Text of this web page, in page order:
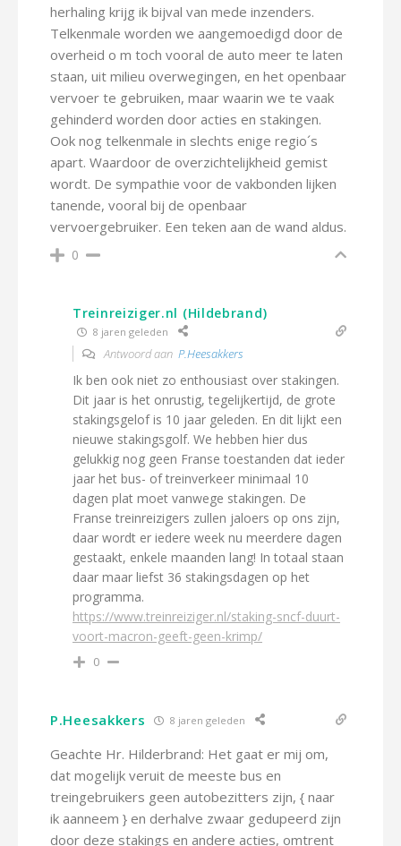
herhaling krijg ik bijval van mede inzenders.
Telkenmale worden we aangemoedigd door de
overheid o m toch vooral de auto meer te laten
staan, uit milieu overwegingen, en het openbaar
vervoer te gebruiken, maar waarin we te vaak
gehinderd worden door acties en stakingen.
Ook nog telkenmale in slechts enige regio´s
apart. Waardoor de overzichtelijkheid gemist
wordt. De sympathie voor de vakbonden lijken
tanende, vooral bij de openbaar
vervoergebruiker. Een teken aan de wand aldus.
0
Treinreiziger.nl (Hildebrand)
8 jaren geleden
Antwoord aan P.Heesakkers
Ik ben ook niet zo enthousiast over stakingen.
Dit jaar is het onrustig, tegelijkertijd, de grote
stakingsgelof is 10 jaar geleden. En dit lijkt een
nieuwe stakingsgolf. We hebben hier dus
gelukkig nog geen Franse toestanden dat ieder
jaar het bus- of treinverkeer minimaal 10
dagen plat moet vanwege stakingen. De
Franse treinreizigers zullen jaloers op ons zijn,
daar wordt er iedere week nu meerdere dagen
gestaakt, enkele maanden lang! In totaal staan
daar maar liefst 36 stakingsdagen op het
programma.
https://www.treinreiziger.nl/staking-sncf-duurt-
voort-macron-geeft-geen-krimp/
0
P.Heesakkers 8 jaren geleden
Geachte Hr. Hilderbrand: Het gaat er mij om,
dat mogelijk veruit de meeste bus en
treingebruikers geen autobezitters zijn, { naar
ik aanneem } en derhalve zwaar gedupeerd zijn
door deze stakings en andere acties, omtrent